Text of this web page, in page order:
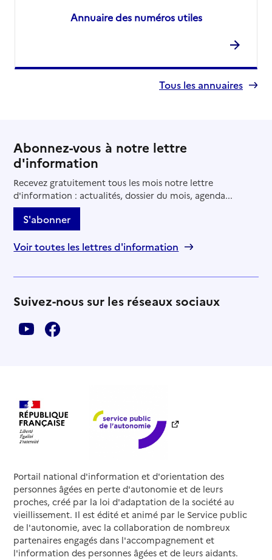
Annuaire des numéros utiles
Tous les annuaires
Abonnez-vous à notre lettre
d'information
Recevez gratuitement tous les mois notre lettre
d'information : actualités, dossier du mois, agenda...
S'abonner
Voir toutes les lettres d'information
Suivez-nous sur les réseaux sociaux
Portail national d'information et d'orientation des
personnes âgées en perte d'autonomie et de leurs
proches, créé par la loi d'adaptation de la société au
vieillissement. Il est édité et animé par le Service public
de l'autonomie, avec la collaboration de nombreux
partenaires engagés dans l'accompagnement et
l'information des personnes âgées et de leurs aidants.